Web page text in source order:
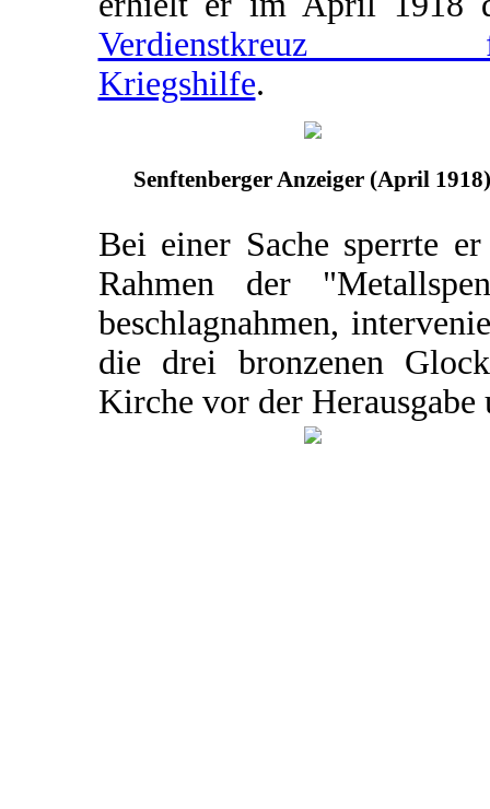
Verdienstkreuz
Kriegshilfe.
Senftenberger Anzeiger (April 1918)
Bei einer Sache sperrte
Rahmen der
beschlagnahmen,
die drei bronzenen
Kirche vor der Herausgabe